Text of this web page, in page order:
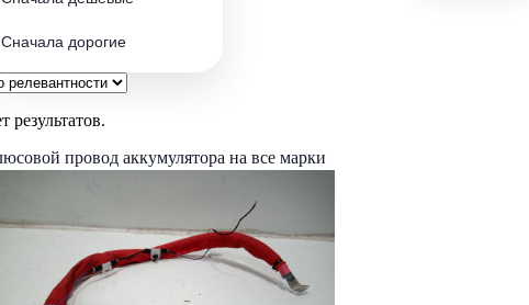
Сначала дорогие
результатов.
провод аккумулятора на все марки